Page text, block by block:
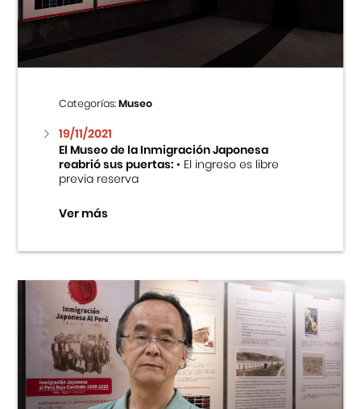
Categorías:Museo
19/11/2021
El Museo de la Inmigración Japonesa
reabrió sus puertas:• El ingreso es libre
previa reserva
Ver más